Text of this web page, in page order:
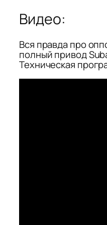
Видео:
Вся правда про
полный привод
Техническая